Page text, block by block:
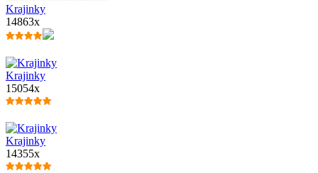
Krajinky
14863x
Krajinky
15054x
Krajinky
14355x